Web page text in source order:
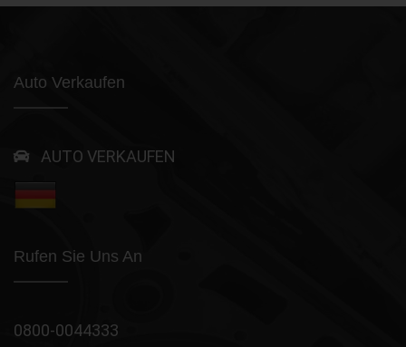
Auto Verkaufen
AUTO VERKAUFEN
Rufen Sie Uns An
0800-0044333